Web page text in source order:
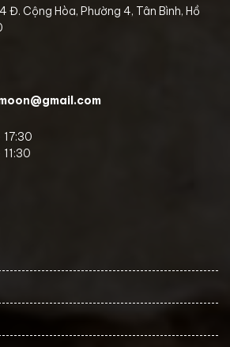
Cộng Hòa, Phường 4, Tân Bình, Hồ